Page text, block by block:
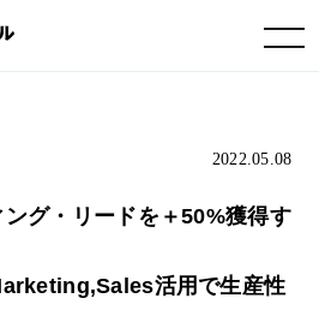
toggle navigation
2022.05.08
グ・リードを＋50%獲得す
活用で生産性